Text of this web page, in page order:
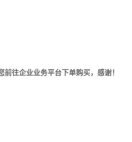
往企业业务平台下单购买，感谢！